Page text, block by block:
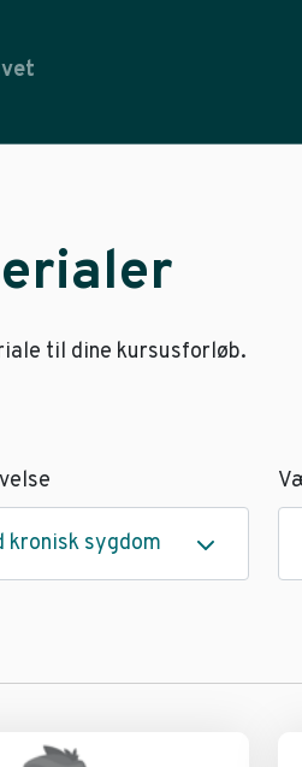
til dine kursusforløb.
kronisk sygdom